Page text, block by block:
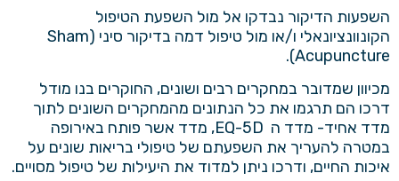
השפעות הדיקור נבדקו אל מול השפעת הטיפול
הקונוונציונאלי ו/או מול טיפול דמה בדיקור סיני (Sham
Acupuncture).
מכיוון שמדובר במחקרים רבים ושונים, החוקרים בנו מודל
דרכו הם תרגמו את כל הנתונים מהמחקרים השונים לתוך
מדד אחיד- מדד ה EQ-5D, מדד אשר פותח באירופה
במטרה להעריך את השפעתם של טיפולי בריאות שונים על
איכות החיים, ודרכו ניתן למדוד את היעילות של טיפול מסויים.